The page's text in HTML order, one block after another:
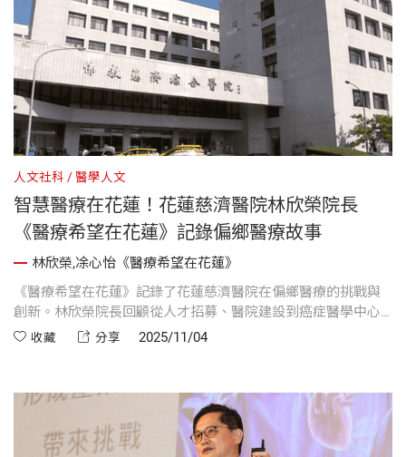
人文社科 醫學人文
智慧醫療在花蓮！花蓮慈濟醫院林欣榮院長
《醫療希望在花蓮》記錄偏鄉醫療故事
林欣榮,凃心怡《醫療希望在花蓮》
《醫療希望在花蓮》記錄了花蓮慈濟醫院在偏鄉醫療的挑戰與
創新。林欣榮院長回顧從人才招募、醫院建設到癌症醫學中心
成立的過程，分享如何以耐心與陪伴點亮醫療團隊的「火
懷結合，為東臺灣帶來醫療希望。
收藏 分享 2025/11/04